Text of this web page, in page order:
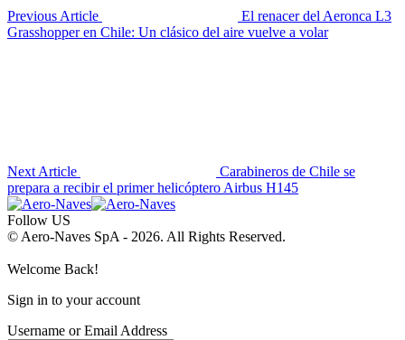
Previous Article
El renacer del Aeronca L3
Grasshopper en Chile: Un clásico del aire vuelve a volar
Next Article
Carabineros de Chile se
prepara a recibir el primer helicóptero Airbus H145
Follow US
© Aero-Naves SpA - 2026. All Rights Reserved.
Welcome Back!
Sign in to your account
Username or Email Address